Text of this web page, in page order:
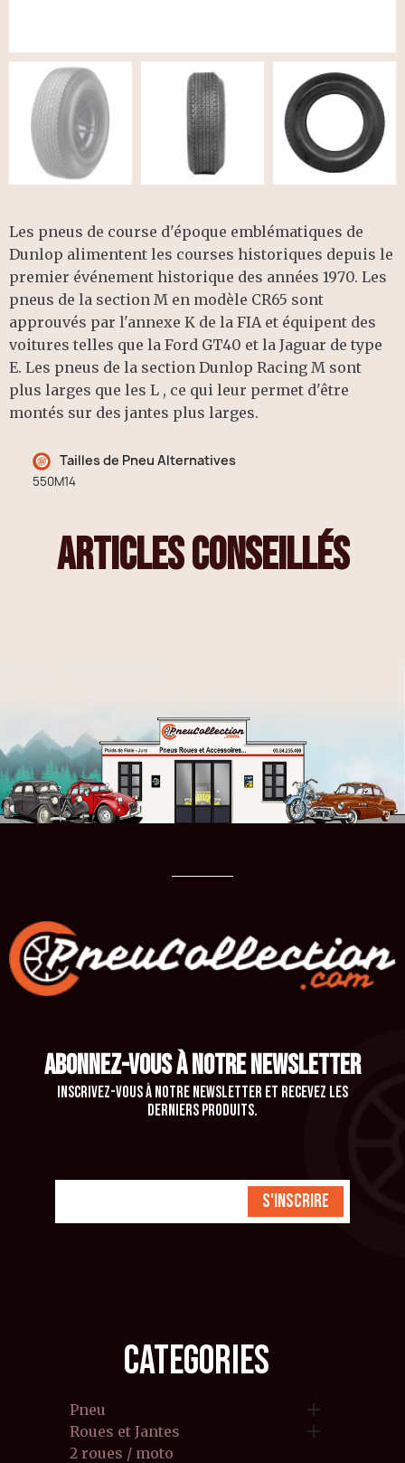
Les pneus de course d'époque emblématiques de
Dunlop alimentent les courses historiques depuis le
premier événement historique des années 1970. Les
pneus de la section M en modèle CR65 sont
approuvés par l'annexe K de la FIA et équipent des
voitures telles que la Ford GT40 et la Jaguar de type
E. Les pneus de la section Dunlop Racing M sont
plus larges que les L , ce qui leur permet d'être
montés sur des jantes plus larges.
Tailles de Pneu Alternatives
550M14
articles conseillés
ABONNEZ-VOUS À NOTRE NEWSLETTER
Inscrivez-vous à notre newsletter et recevez les
derniers produits.
S'inscrire
CATEGORIES
Pneu 
Roues et Jantes 
2 roues / moto